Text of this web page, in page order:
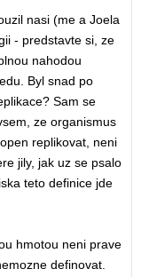
nasi (me a Joela
- predstavte si, ze
nahodou
Byl snad po
Sam se
ze organismus
replikovat, neni
jily, jak uz se psalo
teto definice jde
hmotou neni prave
definovat.